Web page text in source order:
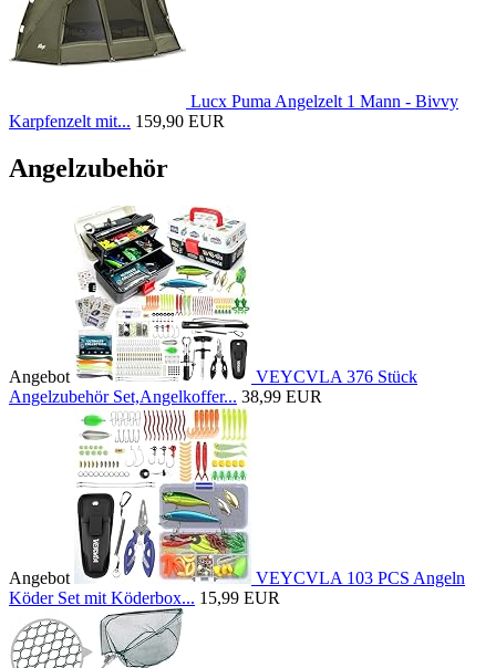
Lucx Puma Angelzelt 1 Mann - Bivvy
Karpfenzelt mit... 159,90 EUR
Angelzubehör
Angebot
VEYCVLA 376 Stück
Angelzubehör Set,Angelkoffer... 38,99 EUR
Angebot
VEYCVLA 103 PCS Angeln
Köder Set mit Köderbox... 15,99 EUR